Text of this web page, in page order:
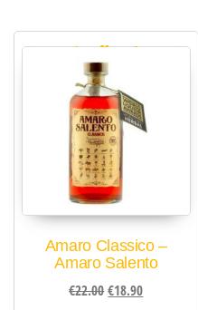
In offerta!
Amaro Classico –
Amaro Salento
€22.00Il prezzo
€18.90Il prezzo